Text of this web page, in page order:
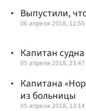
Выпустили,
06 апреля 2018, 12:55
Капитан
05 апреля 2018, 23:47
Капитана
из больницы
05 апреля 2018, 13:14